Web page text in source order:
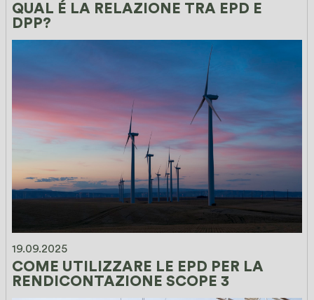
QUAL É LA RELAZIONE TRA EPD E
DPP?
19.09.2025
COME UTILIZZARE LE EPD PER LA
RENDICONTAZIONE SCOPE 3